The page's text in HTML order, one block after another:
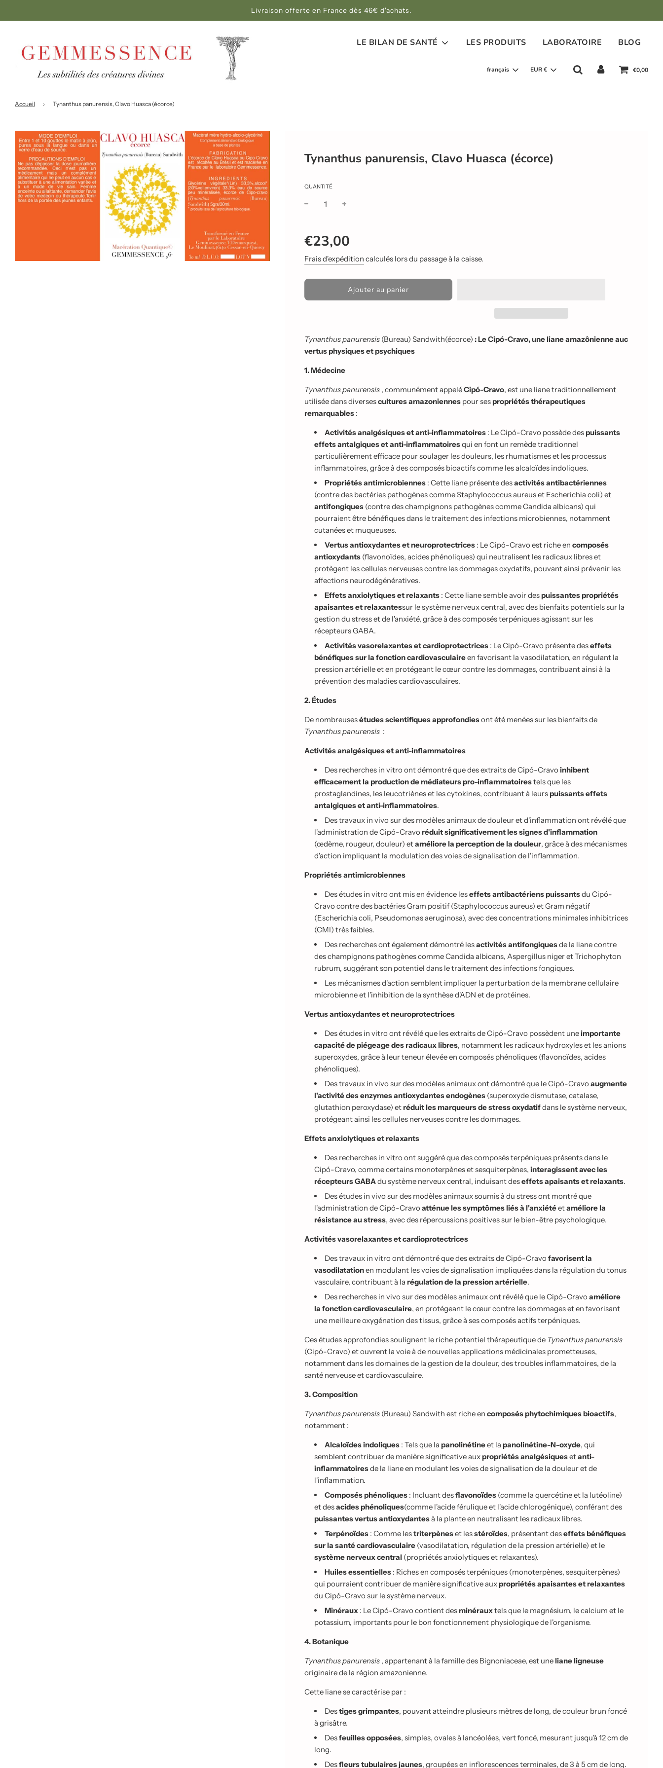
Livraison offerte en France dès 46€ d'achats.
LE BILAN DE SANTÉ LES PRODUITS LABORATOIRE BLOG
français EUR € €0,00
Accueil › Tynanthus panurensis, Clavo Huasca (écorce)
Tynanthus panurensis, Clavo Huasca (écorce)
QUANTITÉ
réduit
régulier
€23,00
Frais d'expédition calculés lors du passage à la caisse.
C
h
e
m
e
n
c
o
r
.
.
.
Ajouter au panier
Tynanthus panurensis (Bureau) Sandwith(écorce) : Le Cipó-Cravo, une liane amazônienne auc
vertus physiques et psychiques
1. Médecine
Tynanthus panurensis , communément appeléCipó-Cravo, est une liane traditionnellement
utilisée dans diversescultures amazoniennes pour ses propriétés thérapeutiques
remarquables :
Activités analgésiques et anti-inflammatoires : Le Cipó-Cravo possède des puissants
effets antalgiques et anti-inflammatoiresqui en font un remède traditionnel
particulièrement efficace pour soulager les douleurs, les rhumatismes et les processus
inflammatoires, grâce à des composés bioactifs comme les alcaloïdes indoliques.
Propriétés antimicrobiennes : Cette liane présente desactivités antibactériennes
(contre des bactéries pathogènes comme Staphylococcus aureus et Escherichia coli) et
antifongiques (contre des champignons pathogènes comme Candida albicans) qui
pourraient être bénéfiques dans le traitement des infections microbiennes, notamment
cutanées et muqueuses.
Vertus antioxydantes et neuroprotectrices : Le Cipó-Cravo est riche encomposés
antioxydants (flavonoïdes, acides phénoliques) qui neutralisent les radicaux libres et
protègent les cellules nerveuses contre les dommages oxydatifs, pouvant ainsi prévenir les
affections neurodégénératives.
Effets anxiolytiques et relaxants : Cette liane semble avoir des puissantes propriétés
apaisantes et relaxantessur le système nerveux central, avec des bienfaits potentiels sur la
gestion du stress et de l'anxiété, grâce à des composés terpéniques agissant sur les
récepteurs GABA.
Activités vasorelaxantes et cardioprotectrices : Le Cipó-Cravo présente deseffets
bénéfiques sur la fonction cardiovasculaireen favorisant la vasodilatation, en régulant la
pression artérielle et en protégeant le cœur contre les dommages, contribuant ainsi à la
prévention des maladies cardiovasculaires.
2. Études
De nombreusesétudes scientifiques approfondiesont été menées sur les bienfaits de
Tynanthus panurensis :
Activités analgésiques et anti-inflammatoires
Des recherches in vitro ont démontré que des extraits de Cipó-Cravoinhibent
efficacement la production de médiateurs pro-inflammatoirestels que les
prostaglandines, les leucotriènes et les cytokines, contribuant à leurs puissants effets
antalgiques et anti-inflammatoires.
Des travaux in vivo sur des modèles animaux de douleur et d'inflammation ont révélé que
l'administration de Cipó-Cravo réduit significativement les signes d'inflammation
(œdème, rougeur, douleur) etaméliore la perception de la douleur, grâce à des mécanismes
d'action impliquant la modulation des voies de signalisation de l'inflammation.
Propriétés antimicrobiennes
Des études in vitro ont mis en évidence leseffets antibactériens puissantsdu Cipó-
Cravo contre des bactéries Gram positif (Staphylococcus aureus) et Gram négatif
(Escherichia coli, Pseudomonas aeruginosa), avec des concentrations minimales inhibitrices
(CMI) très faibles.
Des recherches ont également démontré lesactivités antifongiquesde la liane contre
des champignons pathogènes comme Candida albicans, Aspergillus niger et Trichophyton
rubrum, suggérant son potentiel dans le traitement des infections fongiques.
Les mécanismes d'action semblent impliquer la perturbation de la membrane cellulaire
microbienne et l'inhibition de la synthèse d'ADN et de protéines.
Vertus antioxydantes et neuroprotectrices
Des études in vitro ont révélé que les extraits de Cipó-Cravo possèdent uneimportante
capacité de piégeage des radicaux libres, notamment les radicaux hydroxyles et les anions
superoxydes, grâce à leur teneur élevée en composés phénoliques (flavonoïdes, acides
phénoliques).
Des travaux in vivo sur des modèles animaux ont démontré que le Cipó-Cravoaugmente
l'activité des enzymes antioxydantes endogènes (superoxyde dismutase, catalase,
glutathion peroxydase) et réduit les marqueurs de stress oxydatifdans le système nerveux,
protégeant ainsi les cellules nerveuses contre les dommages.
Effets anxiolytiques et relaxants
Des recherches in vitro ont suggéré que des composés terpéniques présents dans le
Cipó-Cravo, comme certains monoterpènes et sesquiterpènes,interagissent avec les
récepteurs GABAdu système nerveux central, induisant deseffets apaisants et relaxants.
Des études in vivo sur des modèles animaux soumis à du stress ont montré que
l'administration de Cipó-Cravoatténue les symptômes liés à l'anxiétéetaméliore la
résistance au stress, avec des répercussions positives sur le bien-être psychologique.
Activités vasorelaxantes et cardioprotectrices
Des travaux in vitro ont démontré que des extraits de Cipó-Cravofavorisent la
vasodilatationen modulant les voies de signalisation impliquées dans la régulation du tonus
vasculaire, contribuant à la régulation de la pression artérielle.
Des recherches in vivo sur des modèles animaux ont révélé que le Cipó-Cravoaméliore
la fonction cardiovasculaire, en protégeant le cœur contre les dommages et en favorisant
une meilleure oxygénation des tissus, grâce à ses composés actifs terpéniques.
Ces études approfondies soulignent le riche potentiel thérapeutique de Tynanthus panurensis
(Cipó-Cravo) et ouvrent la voie à de nouvelles applications médicinales prometteuses,
notamment dans les domaines de la gestion de la douleur, des troubles inflammatoires, de la
santé nerveuse et cardiovasculaire.
3. Composition
Tynanthus panurensis (Bureau) Sandwith est riche encomposés phytochimiques bioactifs,
notamment :
Alcaloïdes indoliques : Tels que la panolinétineet la panolinétine-N-oxyde, qui
semblent contribuer de manière significative aux propriétés analgésiquesetanti-
inflammatoiresde la liane en modulant les voies de signalisation de la douleur et de
l'inflammation.
Composés phénoliques : Incluant desflavonoïdes (comme la quercétine et la lutéoline)
et desacides phénoliques(comme l'acide férulique et l'acide chlorogénique), conférant des
puissantes vertus antioxydantesà la plante en neutralisant les radicaux libres.
Terpénoïdes : Comme lestriterpèneset lesstéroïdes, présentant deseffets bénéfiques
sur la santé cardiovasculaire (vasodilatation, régulation de la pression artérielle) et le
système nerveux central (propriétés anxiolytiques et relaxantes).
Huiles essentielles : Riches en composés terpéniques (monoterpènes, sesquiterpènes)
qui pourraient contribuer de manière significative aux propriétés apaisantes et relaxantes
du Cipó-Cravo sur le système nerveux.
Minéraux : Le Cipó-Cravo contient des minérauxtels que le magnésium, le calcium et le
potassium, importants pour le bon fonctionnement physiologique de l'organisme.
4. Botanique
Tynanthus panurensis , appartenant à la famille des Bignoniaceae, est une liane ligneuse
originaire de la région amazonienne.
Cette liane se caractérise par :
Destiges grimpantes, pouvant atteindre plusieurs mètres de long, de couleur brun foncé
à grisâtre.
Desfeuilles opposées, simples, ovales à lancéolées, vert foncé, mesurant jusqu'à 12 cm de
long.
Desfleurs tubulaires jaunes, groupées en inflorescences terminales, de 3 à 5 cm de long.